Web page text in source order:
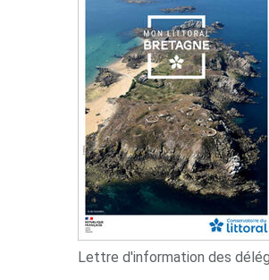
Lettre d'information des